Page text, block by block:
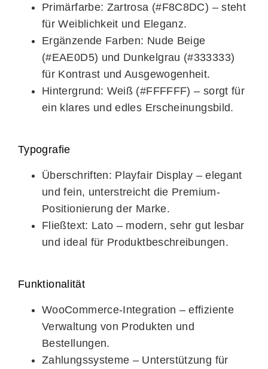
Primärfarbe: Zartrosa (#F8C8DC) – steht
für Weiblichkeit und Eleganz.
Ergänzende Farben: Nude Beige
(#EAE0D5) und Dunkelgrau (#333333)
für Kontrast und Ausgewogenheit.
Hintergrund: Weiß (#FFFFFF) – sorgt für
ein klares und edles Erscheinungsbild.
Typografie
Überschriften: Playfair Display – elegant
und fein, unterstreicht die Premium-
Positionierung der Marke.
Fließtext: Lato – modern, sehr gut lesbar
und ideal für Produktbeschreibungen.
Funktionalität
WooCommerce-Integration – effiziente
Verwaltung von Produkten und
Bestellungen.
Zahlungssysteme – Unterstützung für